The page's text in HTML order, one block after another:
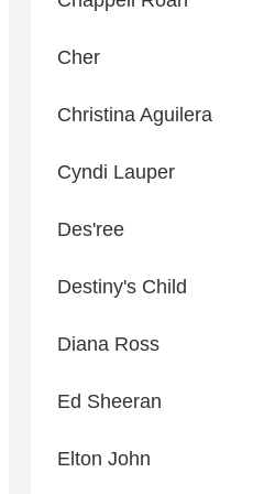
Cher
Christina Aguilera
Cyndi Lauper
Des'ree
Destiny's Child
Diana Ross
Ed Sheeran
Elton John